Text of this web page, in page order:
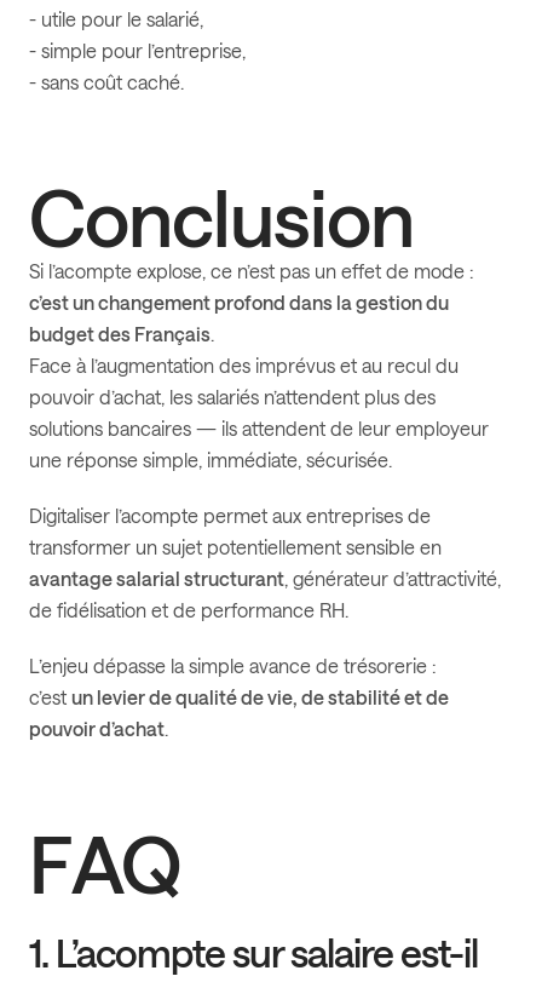
- utile pour le salarié,
- simple pour l’entreprise,
- sans coût caché.
Conclusion
Si l’acompte explose, ce n’est pas un effet de mode :
c’est un changement profond dans la gestion du
budget des Français.
Face à l’augmentation des imprévus et au recul du
pouvoir d’achat, les salariés n’attendent plus des
solutions bancaires — ils attendent de leur employeur
une réponse simple, immédiate, sécurisée.
Digitaliser l’acompte permet aux entreprises de
transformer un sujet potentiellement sensible en
avantage salarial structurant, générateur d’attractivité,
de fidélisation et de performance RH.
L’enjeu dépasse la simple avance de trésorerie :
c’est un levier de qualité de vie, de stabilité et de
pouvoir d’achat.
FAQ
1. L’acompte sur salaire est-il